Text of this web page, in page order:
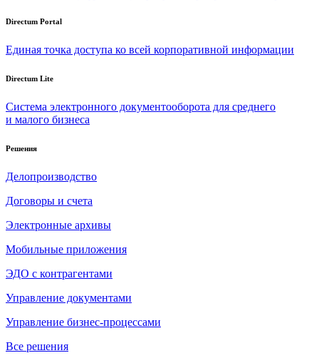
Directum Portal
Единая точка доступа ко всей корпоративной информации
Directum Lite
Система электронного документооборота для среднего
и малого бизнеса
Решения
Делопроизводство
Договоры и счета
Электронные архивы
Мобильные приложения
ЭДО с контрагентами
Управление документами
Управление бизнес-процессами
Все решения